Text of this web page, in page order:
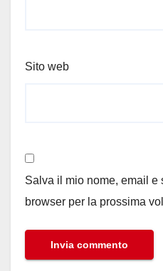
Sito web
Salva il mio nome, email e
browser per la prossima